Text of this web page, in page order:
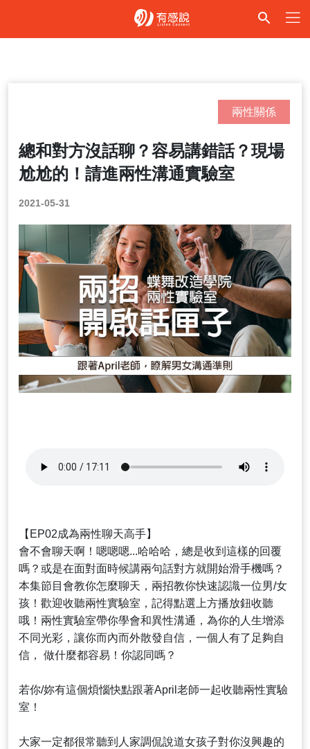
總和對方沒話聊？容易講錯話？現場
尬尬的！請進兩性溝通實驗室
兩性關係
2021-05-31
【EP02成為兩性聊天高手】
會不會聊天啊！嗯嗯嗯...哈哈哈，總是收到這樣的回覆
嗎？或是在面對面時候講兩句話對方就開始滑手機嗎？
本集節目會教你怎麼聊天，兩招教你快速認識一位男/女
孩！歡迎收聽兩性實驗室，記得點選上方播放鈕收聽
哦！兩性實驗室帶你學會和異性溝通，為你的人生增添
不同光彩，讓你而內而外散發自信，一個人有了足夠自
信， 做什麼都容易！你認同嗎？
若你/妳有這個煩惱快點跟著April老師一起收聽兩性實驗
室！
大家一定都很常聽到人家調侃說道女孩子對你沒興趣的